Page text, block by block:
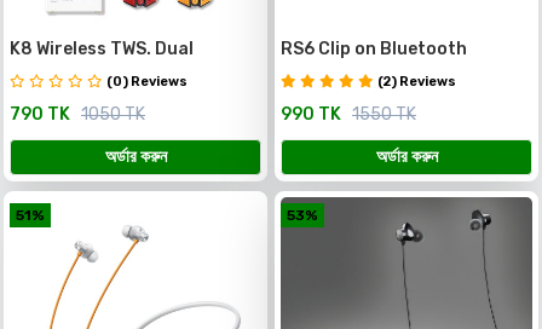
K8 Wireless TWS. Dual
Microphone, Clear Sound
Quality
(0) Reviews
790 TK 1050 TK
অর্ডার করুন
RS6 Clip on Bluetooth
headphones(2) Reviews
990 TK 1550 TK
অর্ডার করুন
51% 53%